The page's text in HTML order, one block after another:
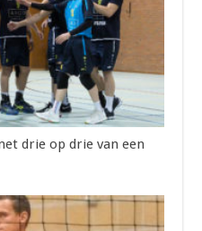
drie op drie van een